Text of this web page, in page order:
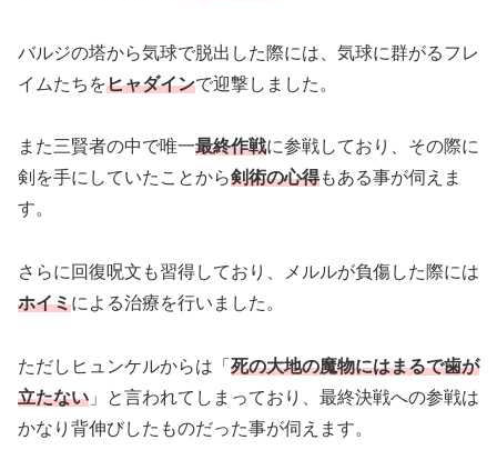
バルジの塔から気球で脱出した際には、気球に群がるフレ
イムたちをヒャダインで迎撃しました。
また三賢者の中で唯一最終作戦に参戦しており、その際に
剣を手にしていたことから剣術の心得もある事が伺えま
す。
さらに回復呪文も習得しており、メルルが負傷した際には
ホイミによる治療を行いました。
ただしヒュンケルからは「 死の大地の魔物にはまるで歯が
立たない 」と言われてしまっており、最終決戦への参戦は
かなり背伸びしたものだった事が伺えます。